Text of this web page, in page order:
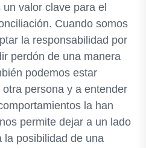
valor clave para el
Cuando somos
la responsabilidad por
perdón de una manera
podemos estar
persona y a entender
la han
permite dejar a un lado
la posibilidad de una